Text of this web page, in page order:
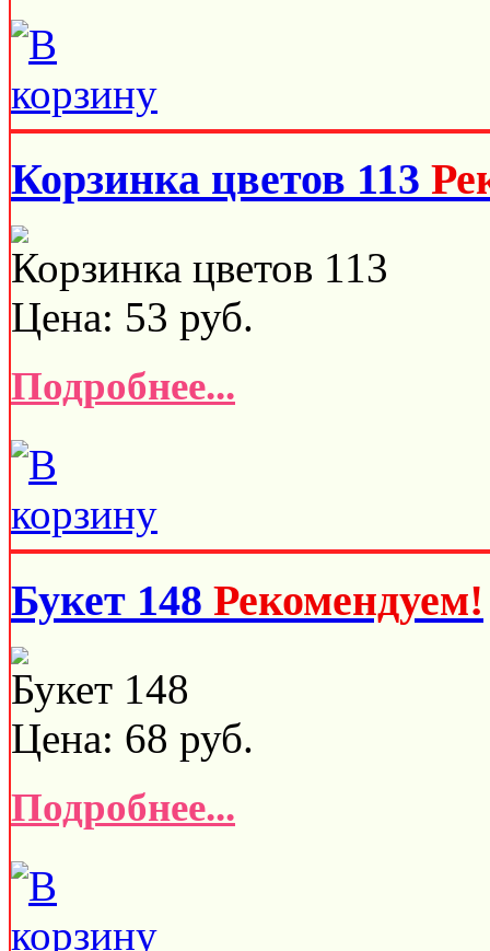
Корзинка цветов 113
Корзинка цветов 113
Цена: 53 руб.
Подробнее...
Букет 148 Рекомендуем!
Букет 148
Цена: 68 руб.
Подробнее...